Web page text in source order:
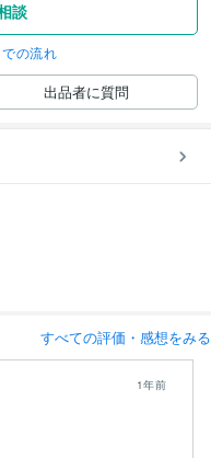
談
の流れ
出品者に質問
すべての評価・感想をみる
1年前